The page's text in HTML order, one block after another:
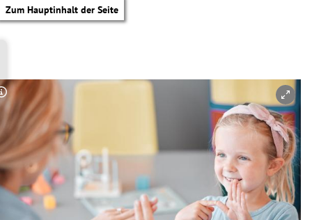
Zum Hauptinhalt der Seite
Copyright-Hinweis öffnen/schließen